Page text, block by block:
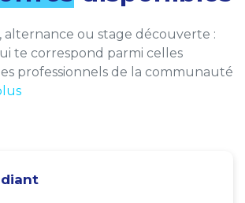
alternance ou stage découverte :
te correspond parmi celles
professionnels de la communauté